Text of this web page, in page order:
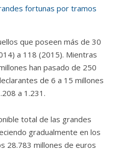
que poseen más de 30
a 118 (2015). Mientras
han pasado de 250
de 6 a 15 millones
a 1.231.
total de las grandes
gradualmente en los
28.783 millones de euros